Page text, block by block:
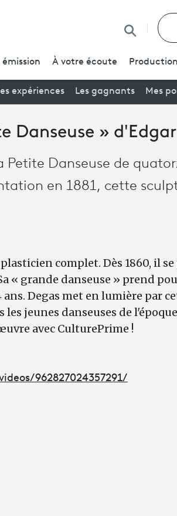
À votre écoute
expériences Les gagnants Mes
Danseuse »
Danseuse de
en 1881, cette
complet. Dès 1860, il
« grande danseuse » prend
Degas met en lumière par
jeunes danseuses de
avec CulturePrime !
962827024357291/